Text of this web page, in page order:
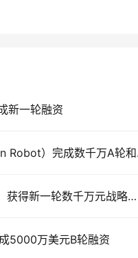
新一轮融资
蓝海
美置乡墅（Meizhi Villa）获得新一轮数千万元战略投资
5000万美元B轮融资